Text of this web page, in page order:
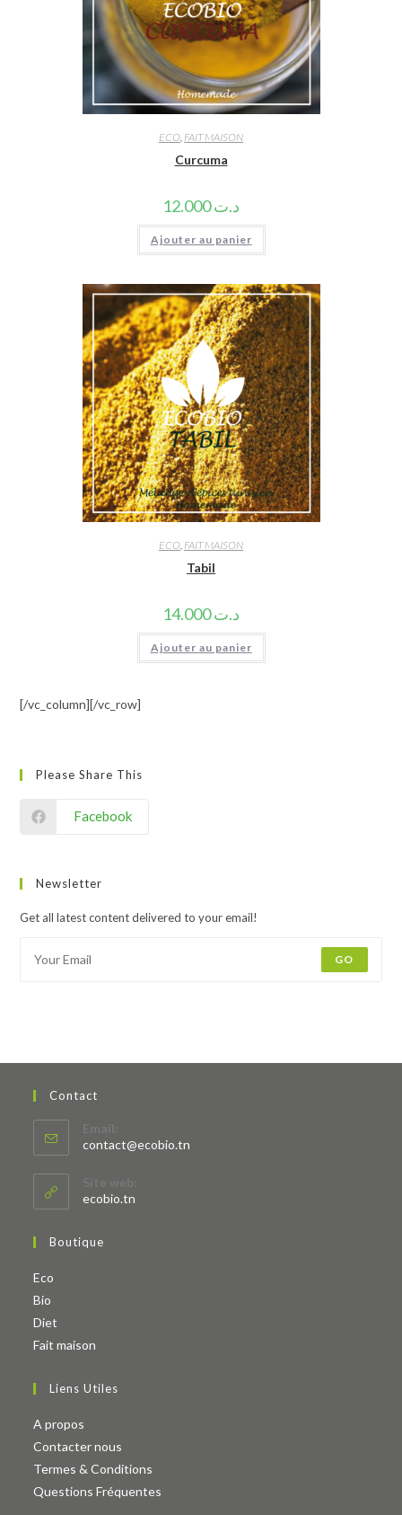
ECO FAIT MAISON
Curcuma
د.ت12.000
Ajouter au panier
ECO, FAIT MAISON
Tabil
د.ت14.000
Ajouter au panier
[/vc_column][/vc_row]
Please Share This
Facebook
Newsletter
Get all latest content delivered to your email!
GO
Contact
contact@ecobio.tn
ecobio.tn
Boutique
Eco
un
nouvel
Bio
dans
un
onglet
Diet
dans
nouvel
Fait maison
un
Liens Utiles
A propos
Contacter nous
Termes & Conditions
Questions Fréquentes